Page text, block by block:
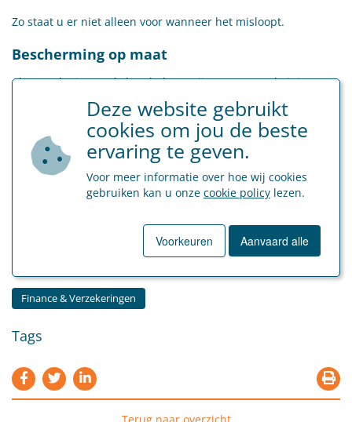
Zo staat u er niet alleen voor wanneer het misloopt.
Bescherming op maat
Als verzekeringsmakelaar helpen wij u graag om de juiste
cyberverzekering te kiezen – eentje die past bij uw bedrijf, uw
risico’s en uw budget.
Besox, Sociaal Secretariaat – Verzekeringen – Finance
U weet precies welke verzekeringen u wil? Vraag danhier
meteen een offerte aan. Of ontdekhieralle verzekeringen die
Finance & Verzekeringen
Tags
Deze website gebruikt
cookies om jou de beste
ervaring te geven.
Voor meer informatie over hoe wij cookies
gebruiken kan u onze cookie policy lezen.
Voorkeuren Aanvaard alle